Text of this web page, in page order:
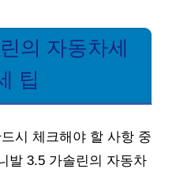
의 자동차세
팁
시 체크해야 할 사항 중
발 3.5 가솔린의 자동차